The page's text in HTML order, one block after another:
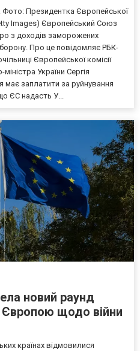
Президентка Європейської
Images) Європейський Союз
з доходів заморожених
Про це повідомляє РБК-
Європейської комісії
України Сергія
має заплатити за руйнування
ЄС надасть У...
новий раунд
Європою щодо війни
країнах відмовилися